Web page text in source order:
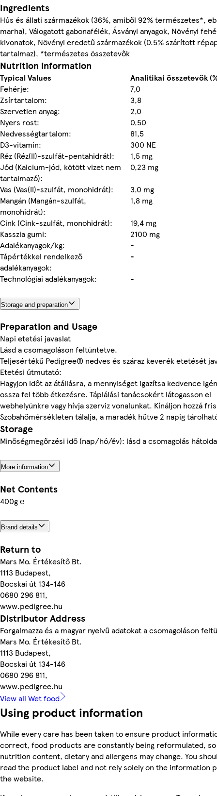
Ingredients
Hús és állati származékok (36%, amiből 92% természetes*,
marha), Válogatott gabonafélék, Ásványi anyagok, Növényi
kivonatok, Növényi eredetű származékok (0.5% szárított
tartalmaz), *természetes összetevők
Nutrition information
Typical Values
Analitikai összetevők
Fehérje:
7,0
Zsírtartalom:
3,8
Szervetlen anyag:
2,0
Nyers rost:
0,50
Nedvességtartalom:
81,5
D3-vitamin:
300 NE
Réz (Réz(II)-szulfát-pentahidrát):
1,5 mg
Jód (Kalcium-jód, kötött vizet nem
tartalmazó):
0,23 mg
Vas (Vas(II)-szulfát, monohidrát):
3,0 mg
Mangán (Mangán-szulfát,
monohidrát):
1,8 mg
Cink (Cink-szulfát, monohidrát):
19,4 mg
Kasszia gumi:
2100 mg
Adalékanyagok/kg:
-
Tápértékkel rendelkező
adalékanyagok:
-
Technológiai adalékanyagok:
-
Storage and preparation
Preparation and Usage
Napi etetési javaslat
Lásd a csomagoláson feltüntetve.
Teljesértékű Pedigree® nedves és száraz keverék etetését
Etetési útmutató:
Hagyjon időt az átállásra, a mennyiséget igazítsa kedvence
ossza fel több étkezésre. Táplálási tanácsokért látogasson el
webhelyünkre vagy hívja szerviz vonalunkat. Kínáljon hozzá
Szobahőmérsékleten tálalja, a maradék hűtve 2 napig
Storage
Minőségmegőrzési idő (nap/hó/év): lásd a csomagolás
More information
Net Contents
400g ℮
Brand details
Return to
Mars Mo. Értékesítő Bt.
1113 Budapest,
Bocskai út 134-146
0680 296 811,
www.pedigree.hu
Distributor Address
Forgalmazza és a magyar nyelvű adatokat a csomagoláson
Mars Mo. Értékesítő Bt.
1113 Budapest,
Bocskai út 134-146
0680 296 811,
www.pedigree.hu
View all Wet food
Using product information
While every care has been taken to ensure product
correct, food products are constantly being reformulated,
nutrition content, dietary and allergens may change. You
read the product label and not rely solely on the information
the website.